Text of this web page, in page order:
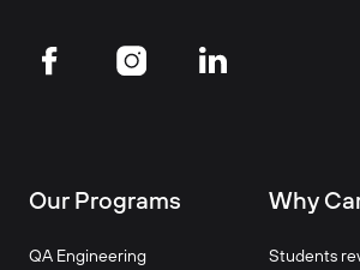
Our Programs
QA Engineering
Why
Students